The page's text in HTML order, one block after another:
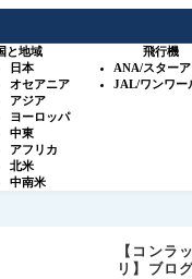
と地域
日本
オセアニア
アジア
ヨーロッパ
中東
アフリカ
北米
中南米
飛行機
ANA/スター
JAL/ワンワー
【コンラ
リ】ブロ